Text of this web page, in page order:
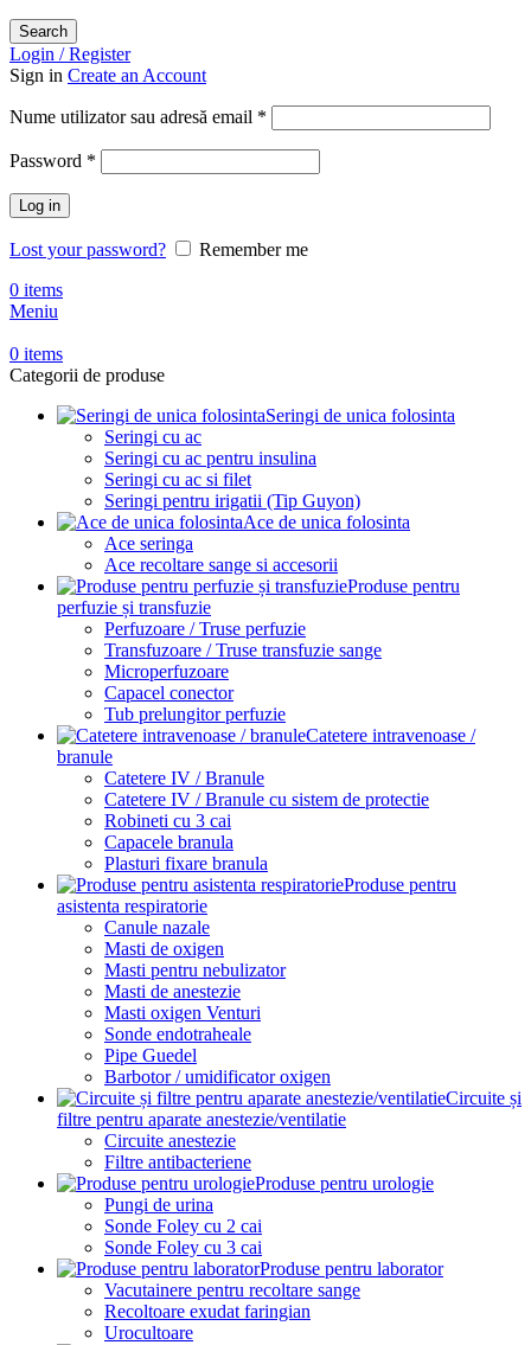
Search
Login / Register
Sign in Create an Account
Nume utilizator sau adresă email *
Password *
Log in
Lost your password?
Remember me
0 items
Meniu
0 items
Categorii de produse
Seringi de unica folosinta
Seringi cu ac
Seringi cu ac pentru insulina
Seringi cu ac si filet
Seringi pentru irigatii (Tip Guyon)
Ace de unica folosinta
Ace seringa
Ace recoltare sange si accesorii
Produse pentru
perfuzie și transfuzie
Perfuzoare / Truse perfuzie
Transfuzoare / Truse transfuzie sange
Microperfuzoare
Capacel conector
Tub prelungitor perfuzie
Catetere intravenoase /
branule
Catetere IV / Branule
Catetere IV / Branule cu sistem de protectie
Robineti cu 3 cai
Capacele branula
Plasturi fixare branula
Produse pentru
asistenta respiratorie
Canule nazale
Masti de oxigen
Masti pentru nebulizator
Masti de anestezie
Masti oxigen Venturi
Sonde endotraheale
Pipe Guedel
Barbotor / umidificator oxigen
Circuite și
filtre pentru aparate anestezie/ventilatie
Circuite anestezie
Filtre antibacteriene
Produse pentru urologie
Pungi de urina
Sonde Foley cu 2 cai
Sonde Foley cu 3 cai
Produse pentru laborator
Vacutainere pentru recoltare sange
Recoltoare exudat faringian
Urocultoare